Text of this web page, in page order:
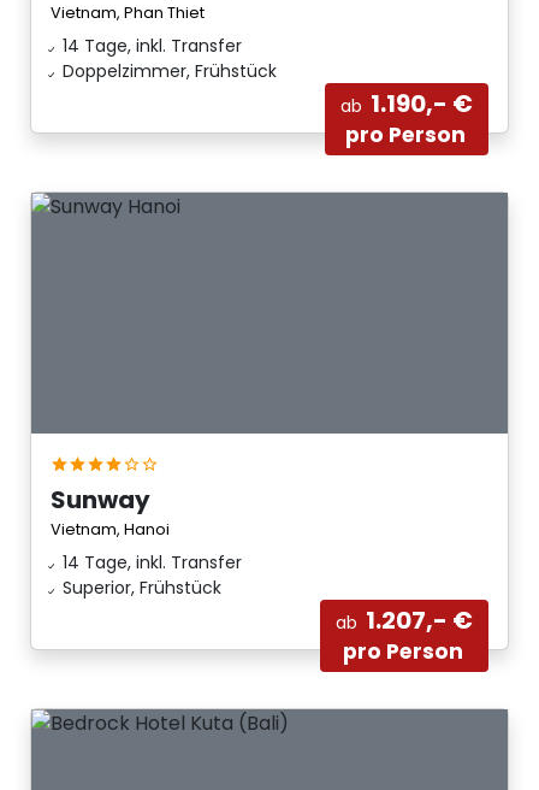
Vietnam, Phan Thiet
14 Tage, inkl. Transfer
Doppelzimmer, Frühstück
ab 1.190,- €
pro Person
Sunway
Vietnam, Hanoi
14 Tage, inkl. Transfer
Superior, Frühstück
ab 1.207,- €
pro Person